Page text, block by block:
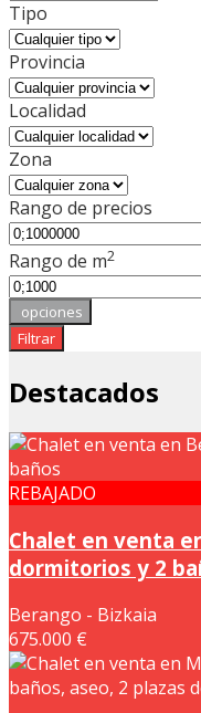
Tipo
Provincia
Localidad
Zona
Rango de precios
Rango de m2
opciones
Filtrar
Destacados
REBAJADO
Chalet en venta
dormitorios y 2
Berango - Bizkaia
675.000 €